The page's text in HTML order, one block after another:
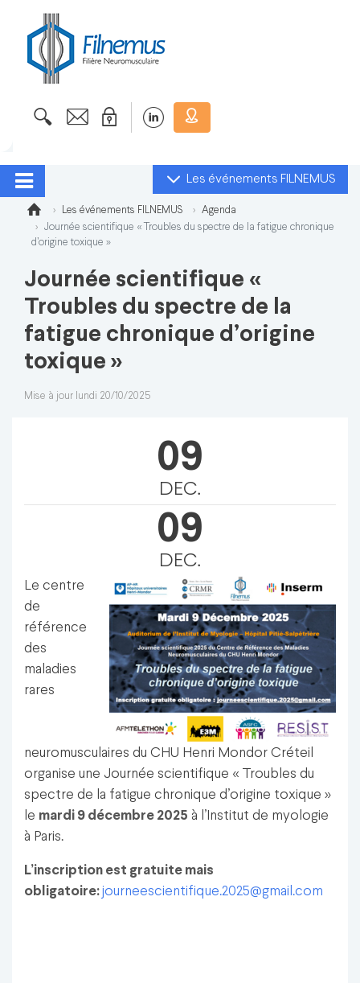
Les événements FILNEMUS
Les événements FILNEMUS
Agenda
Journée scientifique « Troubles du spectre de la fatigue chronique
d’origine toxique »
Journée scientifique «
Troubles du spectre de la
fatigue chronique d’origine
toxique »
Mise à jour lundi 20/10/2025
09
DEC.
09
DEC.
Le centre
de
référence
des
maladies
rares
neuromusculaires du CHU Henri Mondor Créteil
organise une Journée scientifique « Troubles du
spectre de la fatigue chronique d’origine toxique »
le mardi 9 décembre 2025 à l’Institut de myologie
à Paris.
L’inscription est gratuite mais
obligatoire:journeescientifique.2025@gmail.com